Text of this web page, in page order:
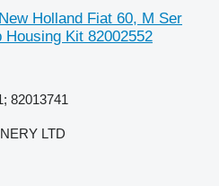
Holland Fiat 60, M Ser
Kit 82002552
82013741
LTD